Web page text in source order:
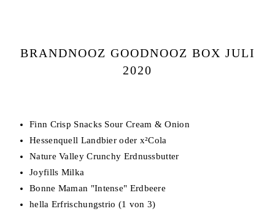
BRANDNOOZ GOODNOOZ BOX JULI
2020
Finn Crisp Snacks Sour Cream & Onion
Hessenquell Landbier oder x²Cola
Nature Valley Crunchy Erdnussbutter
Joyfills Milka
Bonne Maman "Intense" Erdbeere
hella Erfrischungstrio (1 von 3)